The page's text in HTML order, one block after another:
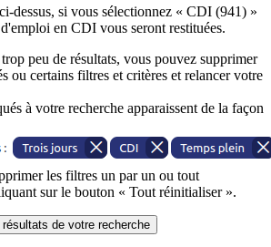
dessus, si vous sélectionnez « CDI (941) »
en CDI vous seront restituées.
peu de résultats, vous pouvez supprimer
ou certains filtres et critères et relancer votre
à votre recherche apparaissent de la façon
les filtres un par un ou tout
sur le bouton « Tout réinitialiser ».
de votre recherche